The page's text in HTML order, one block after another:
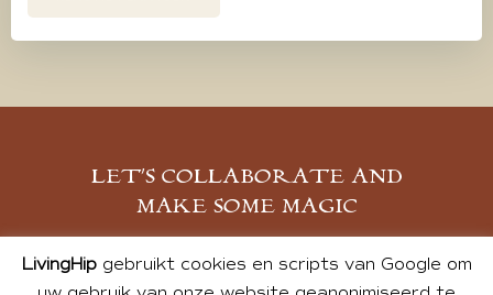
LET’S COLLABORATE AND
MAKE SOME MAGIC
MELD JE AAN
LivingHipgebruikt cookies en scripts van Google om